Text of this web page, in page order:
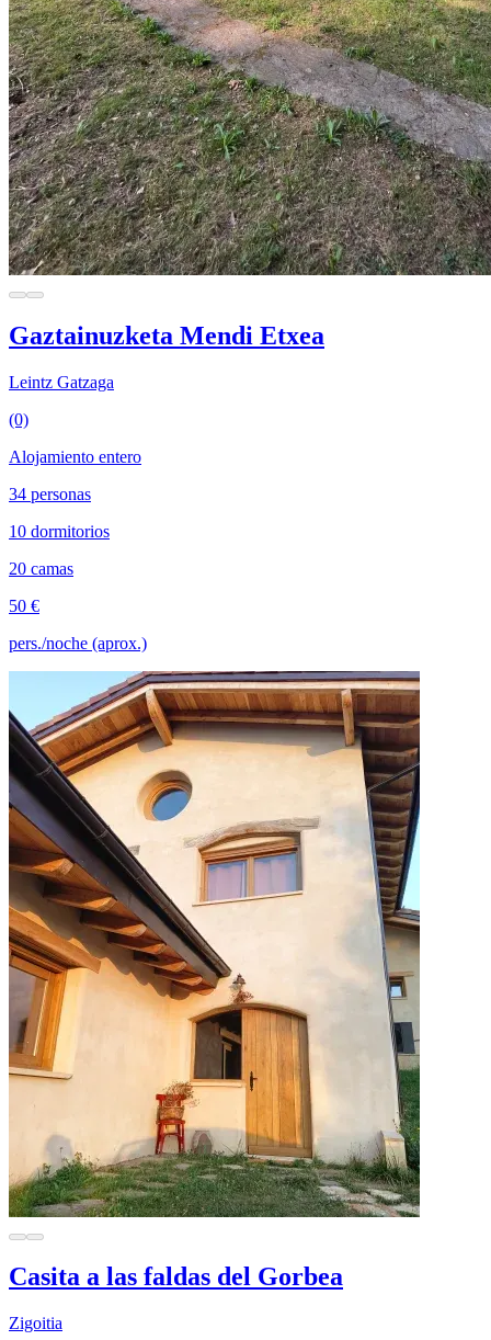
Gaztainuzketa Mendi Etxea
Leintz Gatzaga
(0)
Alojamiento entero
34 personas
10 dormitorios
20 camas
50 €
pers./noche (aprox.)
Casita a las faldas del Gorbea
Zigoitia